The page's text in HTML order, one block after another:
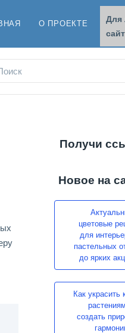
О ПРОЕКТЕ
Получи
Новое на
цветовые
для
пастельных
до ярких
Как украсить
создать
Для